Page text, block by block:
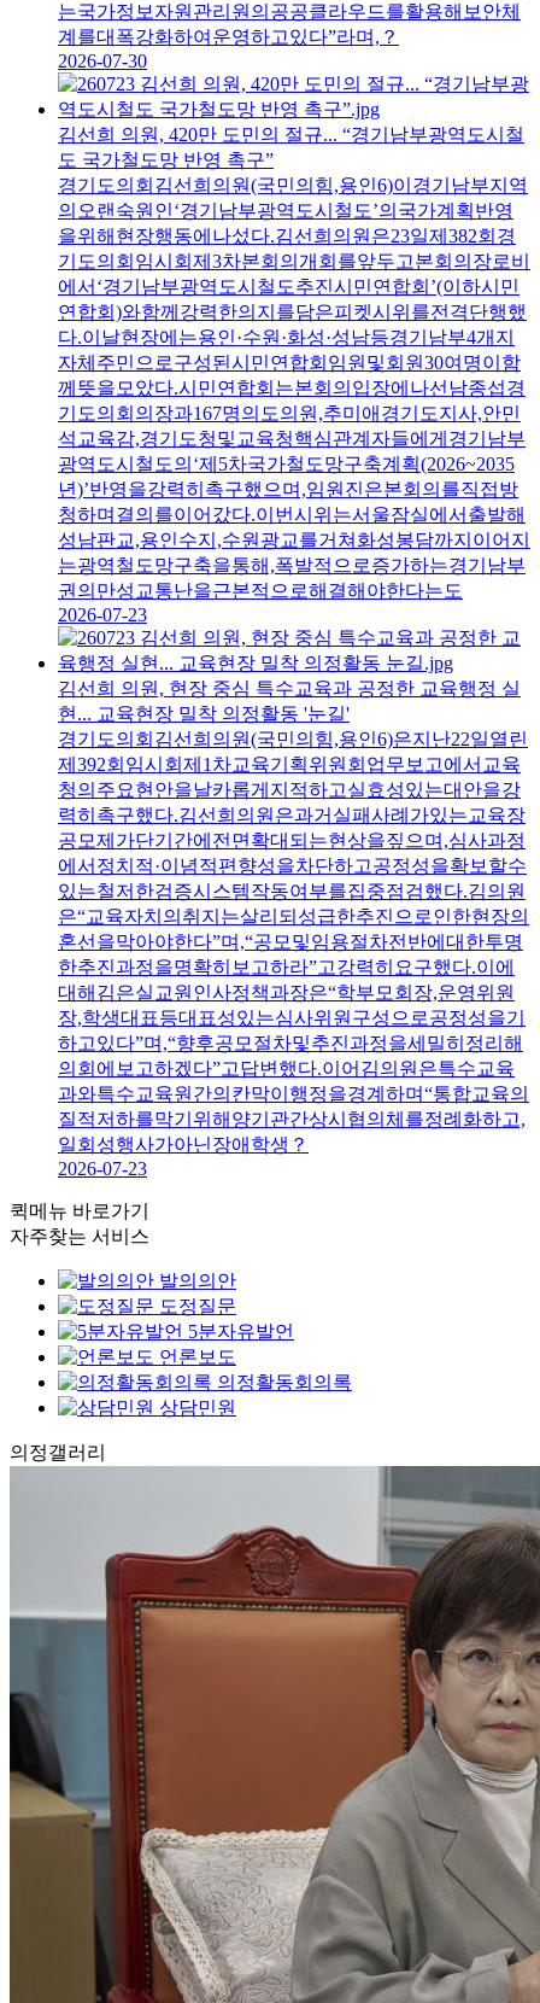
는국가정보자원관리원의공공클라우드를활용해보안체
계를대폭강화하여운영하고있다”라며,？
2026-07-30
김선희 의원, 420만 도민의 절규... “경기남부광역도시철
도 국가철도망 반영 촉구”
경기도의회김선희의원(국민의힘,용인6)이경기남부지역
의오랜숙원인‘경기남부광역도시철도’의국가계획반영
을위해현장행동에나섰다.김선희의원은23일제382회경
기도의회임시회제3차본회의개회를앞두고본회의장로비
에서‘경기남부광역도시철도추진시민연합회’(이하시민
연합회)와함께강력한의지를담은피켓시위를전격단행했
다.이날현장에는용인·수원·화성·성남등경기남부4개지
자체주민으로구성된시민연합회임원및회원30여명이함
께뜻을모았다.시민연합회는본회의입장에나선남종섭경
기도의회의장과167명의도의원,추미애경기도지사,안민
석교육감,경기도청및교육청핵심관계자들에게경기남부
광역도시철도의‘제5차국가철도망구축계획(2026~2035
년)’반영을강력히촉구했으며,임원진은본회의를직접방
청하며결의를이어갔다.이번시위는서울잠실에서출발해
성남판교,용인수지,수원광교를거쳐화성봉담까지이어지
는광역철도망구축을통해,폭발적으로증가하는경기남부
권의만성교통난을근본적으로해결해야한다는도
2026-07-23
김선희 의원, 현장 중심 특수교육과 공정한 교육행정 실
현... 교육현장 밀착 의정활동 '눈길'
경기도의회김선희의원(국민의힘,용인6)은지난22일열린
제392회임시회제1차교육기획위원회업무보고에서교육
청의주요현안을날카롭게지적하고실효성있는대안을강
력히촉구했다.김선희의원은과거실패사례가있는교육장
공모제가단기간에전면확대되는현상을짚으며,심사과정
에서정치적·이념적편향성을차단하고공정성을확보할수
있는철저한검증시스템작동여부를집중점검했다.김의원
은“교육자치의취지는살리되성급한추진으로인한현장의
혼선을막아야한다”며,“공모및임용절차전반에대한투명
한추진과정을명확히보고하라”고강력히요구했다.이에
대해김은실교원인사정책과장은“학부모회장,운영위원
장,학생대표등대표성있는심사위원구성으로공정성을기
하고있다”며,“향후공모절차및추진과정을세밀히정리해
의회에보고하겠다”고답변했다.이어김의원은특수교육
과와특수교육원간의칸막이행정을경계하며“통합교육의
질적저하를막기위해양기관간상시협의체를정례화하고,
일회성행사가아닌장애학생？
2026-07-23
퀵메뉴 바로가기
자주찾는 서비스
발의의안
도정질문
5분자유발언
언론보도
의정활동회의록
상담민원
의정갤러리